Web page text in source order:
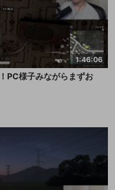
1:46:06
PC様子みながらまずお